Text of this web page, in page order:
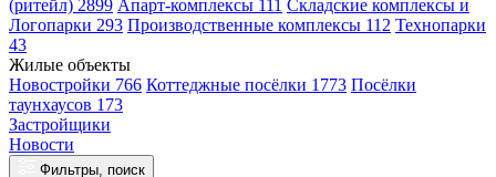
(ритейл) 2899 Апарт-комплексы 111 Складские комплексы и
Логопарки 293 Производственные комплексы 112 Технопарки
43
Жилые объекты
Новостройки 766 Коттеджные посёлки 1773 Посёлки
таунхаусов 173
Застройщики
Новости
Фильтры, поиск